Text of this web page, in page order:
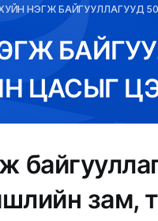
НЭГЖ БАЙГУУЛЛАГУУД
ЦАСЫГ
зам,